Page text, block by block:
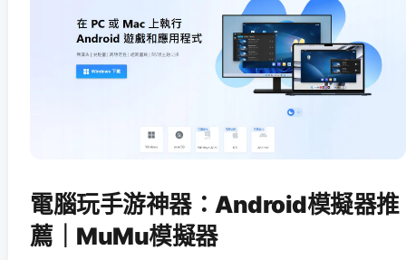
電腦玩手游神器：Android模擬器推
薦｜MuMu模擬器